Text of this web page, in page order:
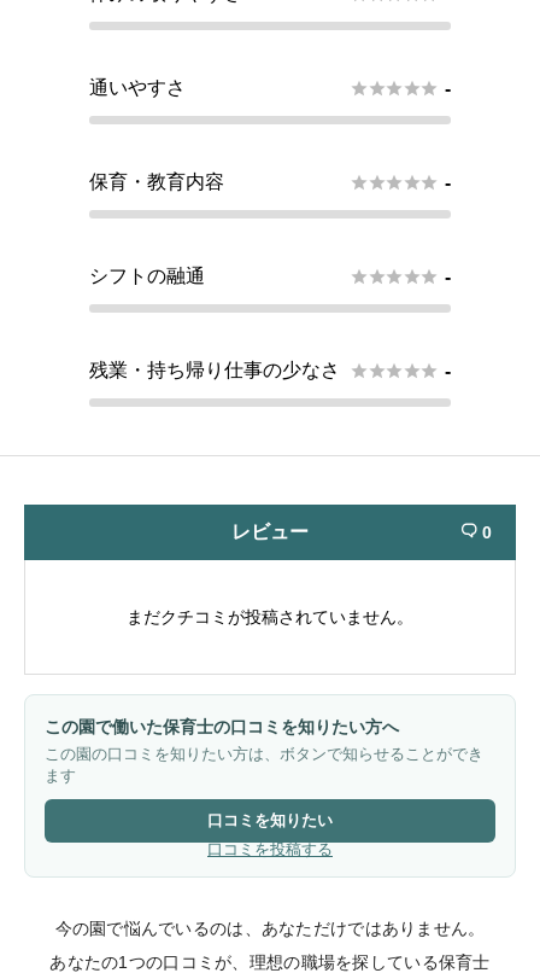
通いやすさ  -
保育・教育内容  -
シフトの融通  -
残業・持ち帰り仕事の少なさ  -
レビュー  0
まだクチコミが投稿されていません。
この園で働いた保育士の口コミを知りたい方へ
この園の口コミを知りたい方は、ボタンで知らせることができ
ます
口コミを知りたい
口コミを投稿する
今の園で悩んでいるのは、あなただけではありません。
あなたの1つの口コミが、理想の職場を探している保育士